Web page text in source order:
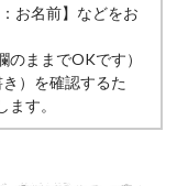
お名前】などをお
のままでOKです）
）を確認するた
す。